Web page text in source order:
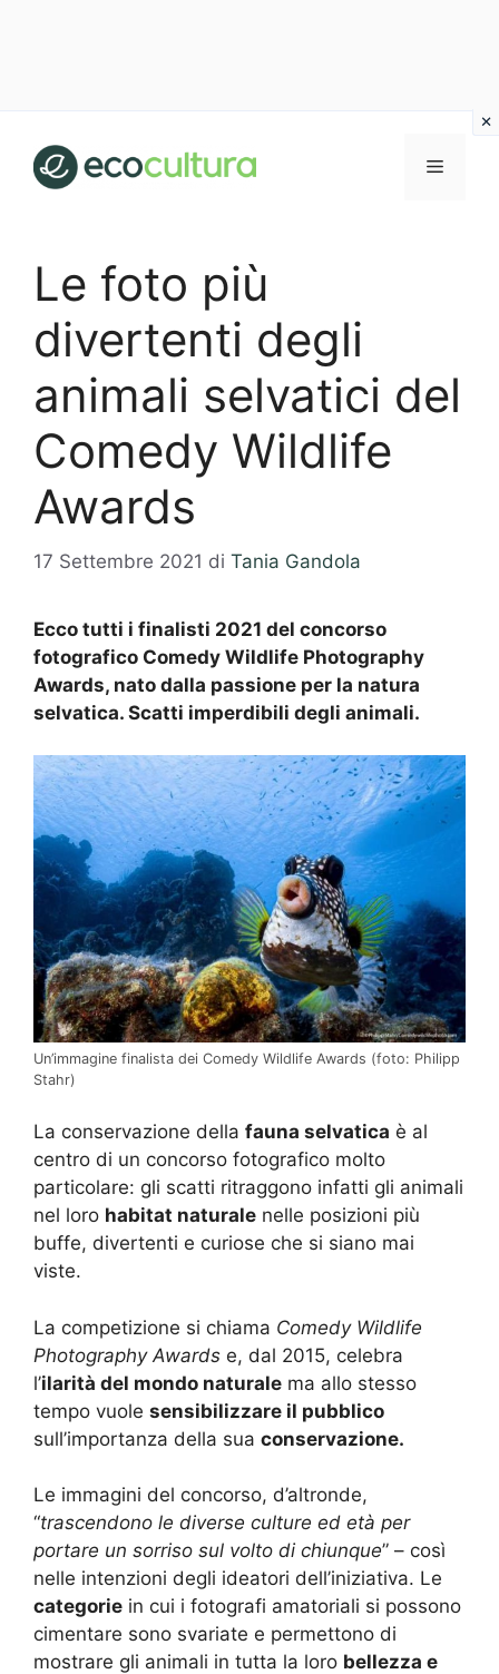
contenuto
MENU
Le foto più
divertenti degli
animali selvatici del
Comedy Wildlife
Awards
17 Settembre 2021 di Tania Gandola
Ecco tutti i finalisti 2021 del concorso
fotografico Comedy Wildlife Photography
Awards, nato dalla passione per la natura
selvatica. Scatti imperdibili degli animali.
Un’immagine finalista dei Comedy Wildlife Awards (foto: Philipp
Stahr)
La conservazione della fauna selvatica è al
centro di un concorso fotografico molto
particolare: gli scatti ritraggono infatti gli animali
nel loro habitat naturale nelle posizioni più
buffe, divertenti e curiose che si siano mai
viste.
La competizione si chiama Comedy Wildlife
Photography Awards e, dal 2015, celebra
l’ilarità del mondo naturale ma allo stesso
tempo vuole sensibilizzare il pubblico
sull’importanza della sua conservazione.
Le immagini del concorso, d’altronde,
“trascendono le diverse culture ed età per
portare un sorriso sul volto di chiunque” – così
nelle intenzioni degli ideatori dell’iniziativa. Le
categorie in cui i fotografi amatoriali si possono
cimentare sono svariate e permettono di
mostrare gli animali in tutta la loro bellezza e